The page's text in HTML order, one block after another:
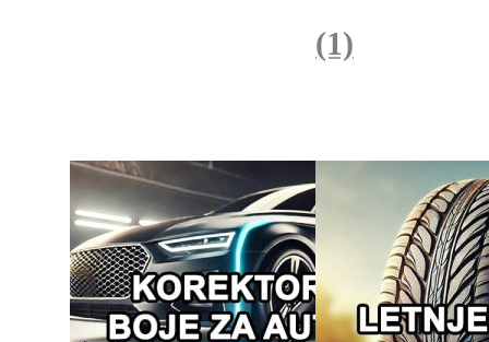
(1)